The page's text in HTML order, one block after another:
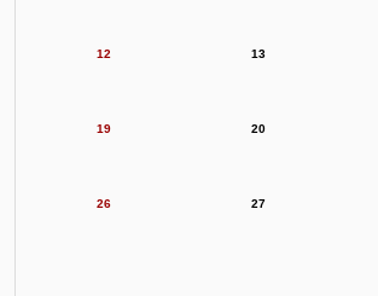
12 13
19 20
26 27